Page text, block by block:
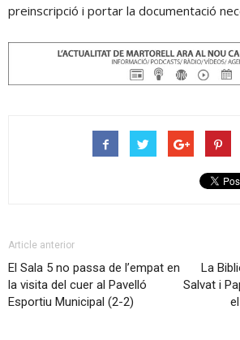
preinscripció i portar la documentació
Article anterior
El Sala 5 no passa de l’empat en
la visita del cuer al Pavelló
Esportiu Municipal (2-2)
La
Salvat i